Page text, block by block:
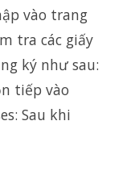
vào trang
tra các giấy
ký như sau:
tiếp vào
Sau khi